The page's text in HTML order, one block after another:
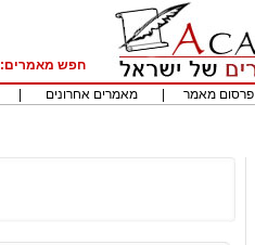
חפש מאמרים:
פרסום מאמר מאמרים אחרונים